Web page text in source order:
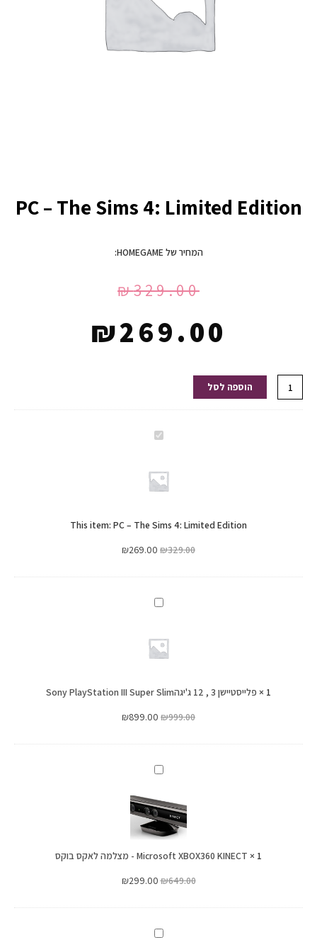
PC – The Sims 4: Limited Edition
המחיר של HOMEGAME:
₪329.00
₪269.00
כמות
של
הוספה לסל
PC
The
Sims
Limited
This item: PC – The Sims 4: Limited Edition
₪329.00
₪269.00
פלייסטיישן
,
12
PlayStation
Slim
1
× פלייסטיישן 3 , 12 ג'יגהSony PlayStation III Super Slim
₪999.00
₪899.00
Microsoft
KINECT
-
מצלמה
לאקס
בוקס
1
× Microsoft XBOX360 KINECT - מצלמה לאקס בוקס
₪649.00
₪299.00
PC